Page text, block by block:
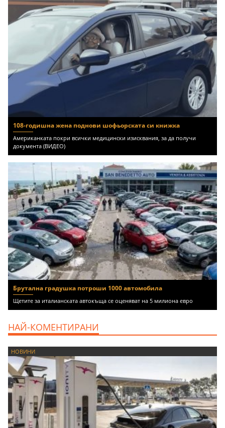
108-годишна жена поднови шофьорската си книжка
Американката покри всички медицински изисквания, за да получи
документа (ВИДЕО)
Брутална градушка потроши 1000 автомобила
Щетите за италианската автокъща се оценяват на 5 милиона евро
НАЙ-КОМЕНТИРАНИ
НОВИНИ